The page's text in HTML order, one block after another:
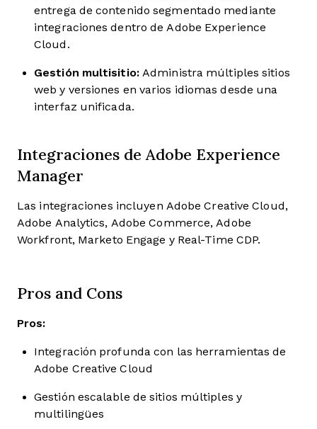
entrega de contenido segmentado mediante
integraciones dentro de Adobe Experience
Cloud.
Gestión multisitio:Administra múltiples sitios
web y versiones en varios idiomas desde una
interfaz unificada.
Integraciones de Adobe Experience
Manager
Las integraciones incluyen Adobe Creative Cloud,
Adobe Analytics, Adobe Commerce, Adobe
Workfront, Marketo Engage y Real-Time CDP.
Pros and Cons
Pros:
Integración profunda con las herramientas de
Adobe Creative Cloud
Gestión escalable de sitios múltiples y
multilingües